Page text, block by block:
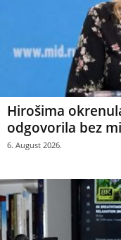
Hirošima
odgovorila bez
6. August 2026.